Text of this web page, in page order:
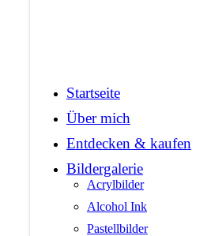
Startseite
Über mich
Entdecken & kaufen
Bildergalerie
Acrylbilder
Alcohol Ink
Pastellbilder